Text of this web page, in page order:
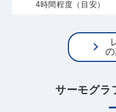
4時間程度（目安）
サーモグラ